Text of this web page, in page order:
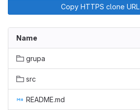
Copy HTTPS clone URL
Name
grupa
src
README.md